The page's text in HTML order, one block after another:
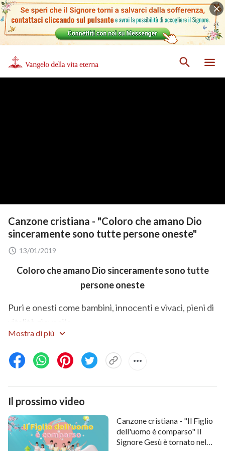
Canzone cristiana - "Coloro che amano Dio
sinceramente sono tutte persone oneste"
13/01/2019
Coloro che amano Dio sinceramente sono tutte
persone oneste
Puri e onesti come bambini, innocenti e vivaci, pieni di
vitalità giovanile,
Senza menzogna, inganno o insidia, con un cuore
Offrono il loro cuore a Dio, Egli ha fiducia in loro e
sono gli onesti che Dio ama.
Coloro che amano la verità hanno tutti un cuore
Mostra di più
Il prossimo video
Canzone cristiana - "Il Figlio
dell'uomo è comparso" Il
Signore Gesù è tornato nel